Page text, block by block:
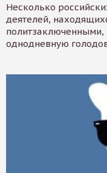
Несколько
деятелей,
политзаключенными,
однодневную